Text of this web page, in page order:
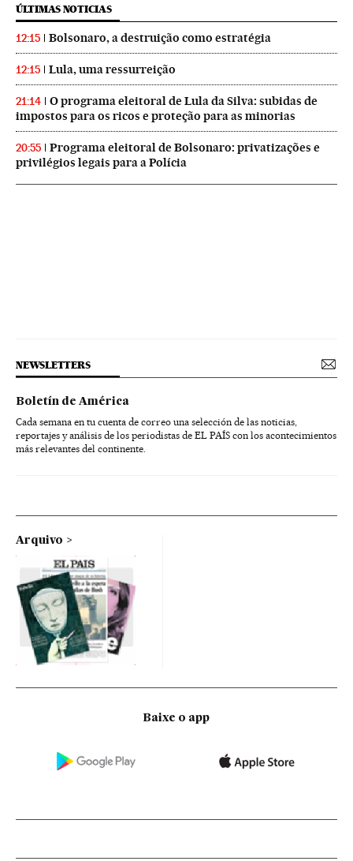
ÚLTIMAS NOTICIAS
12:15 Bolsonaro, a destruição como estratégia
12:15 Lula, uma ressurreição
21:14
O programa eleitoral de Lula da Silva: subidas de
impostos para os ricos e proteção para as minorias
20:55
Programa eleitoral de Bolsonaro: privatizações e
privilégios legais para a Polícia
NEWSLETTERS
Boletín de América
Cada semana en tu cuenta de correo una selección de las noticias,
reportajes y análisis de los periodistas de EL PAÍS con los acontecimientos
más relevantes del continente.
Arquivo
Baixe o app